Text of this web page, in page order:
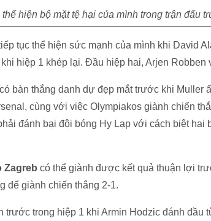
hiện bộ mặt tệ hại của mình trong trận đấu
tục thể hiện sức mạnh của mình khi David
hiệp 1 khép lại. Đầu hiệp hai, Arjen Robben
bàn thắng danh dự đẹp mắt trước khi Muller
cùng với việc Olympiakos giành chiến
đánh bại đội bóng Hy Lạp với cách biệt hai
Zagreb có thể giành được kết quả thuận lợi
để giành chiến thắng 2-1.
trước trong hiệp 1 khi Armin Hodzic đánh đầu